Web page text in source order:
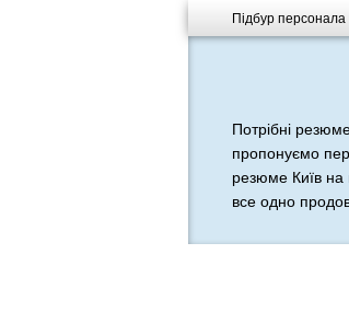
Підбур персонала
Потрібні
пропонуємо
резюме Київ на
все одно